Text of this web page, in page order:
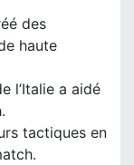
des
haute
l’Italie a aidé
tactiques en